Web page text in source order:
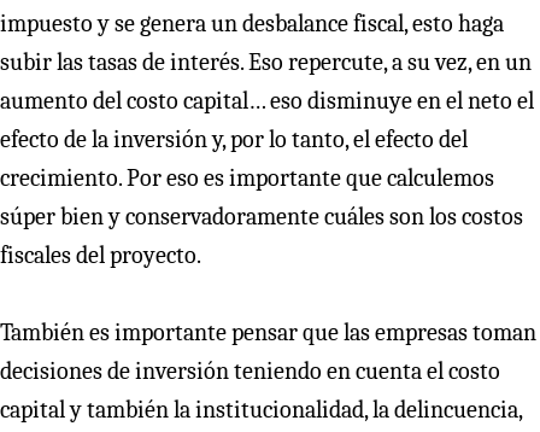
impuesto y se genera un desbalance fiscal, esto haga
subir las tasas de interés. Eso repercute, a su vez, en un
aumento del costo capital… eso disminuye en el neto el
efecto de la inversión y, por lo tanto, el efecto del
crecimiento. Por eso es importante que calculemos
súper bien y conservadoramente cuáles son los costos
fiscales del proyecto.
También es importante pensar que las empresas toman
decisiones de inversión teniendo en cuenta el costo
capital y también la institucionalidad, la delincuencia,